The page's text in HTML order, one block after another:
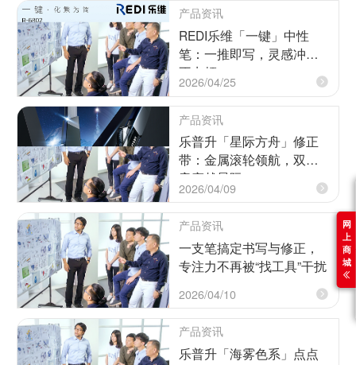
产品资讯
REDI乐维「一键」中性
笔：一推即写，灵感冲刺
不卡顿！
2026/04/25
产品资讯
乐普升「星际方舟」修正
带：金属滚轮领航，双静
音穿越星际！
2026/04/09
产品资讯
一支笔搞定书写与修正，
专注力不再被“找工具”干扰
2026/04/10
产品资讯
乐普升「海雾色系」点点
网
上
商
城